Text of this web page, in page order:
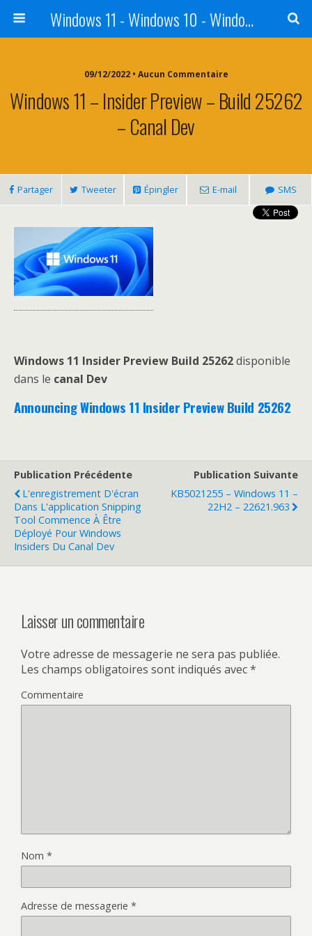
Windows 11 - Windows 10 - Windows 8 - Windows 7 - VISTA
09/12/2022 • Aucun Commentaire
Windows 11 – Insider Preview – Build 25262
– Canal Dev
Partager Tweeter Épingler E-mail SMS
Windows 11 Insider Preview Build 25262disponible
dans le canal Dev
Announcing Windows 11 Insider Preview Build 25262
Publication Précédente
L'enregistrement D'écran
Dans L'application Snipping
Tool Commence À Être
Déployé Pour Windows
Insiders Du Canal Dev
Publication Suivante
KB5021255 – Windows 11 –
22H2 – 22621.963
Laisser un commentaire
Votre adresse de messagerie ne sera pas publiée.
Les champs obligatoires sont indiqués avec*
Commentaire
Nom *
Adresse de messagerie *